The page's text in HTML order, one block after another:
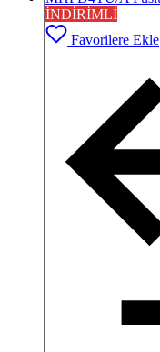
İNDİRİMLİ
Favorilere Ekle